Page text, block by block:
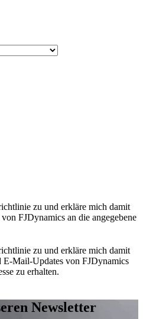
zu und erkläre mich damit
FJDynamics an die angegebene
zu und erkläre mich damit
E-Mail-Updates von FJDynamics
zu erhalten.
Newsletter